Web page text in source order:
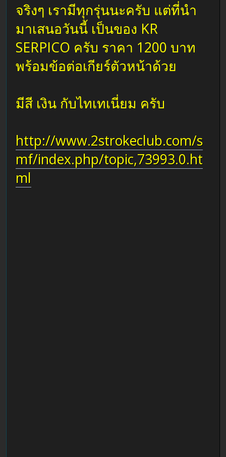
จริงๆ เรามีทุกรุ่นนะครับ แต่ที่นำ
มาเสนอวันนี้ เป็นของ KR
SERPICO ครับ ราคา 1200 บาท
พร้อมข้อต่อเกียร์ตัวหน้าด้วย
มีสี เงิน กับไทเทเนี่ยม ครับ
http://www.2strokeclub.com/s
mf/index.php/topic,73993.0.ht
ml